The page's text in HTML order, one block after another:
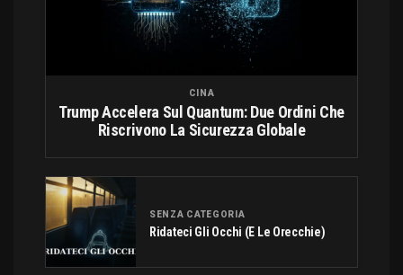
CINA
Trump Accelera Sul Quantum: Due Ordini Che
Riscrivono La Sicurezza Globale
SENZA CATEGORIA
Ridateci Gli Occhi (e Le Orecchie)